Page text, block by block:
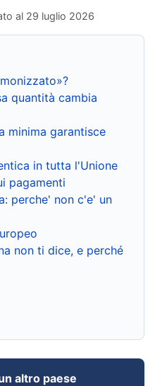
al 29 luglio 2026
quantità cambia
minima garantisce
in tutta l'Unione
pagamenti
perche' non c'e' un
non ti dice, e perché
altro paese